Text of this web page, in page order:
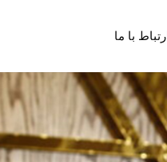
ارتباط با ما